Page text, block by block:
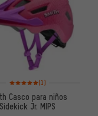
Valoración media: 5 de 5
(1)
Casco para niños
Sidekick Jr. MIPS